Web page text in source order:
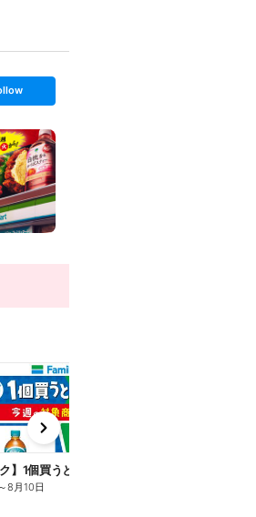
ク】1個買うと1個もらえる/麦茶
～8月10日
e
x
t